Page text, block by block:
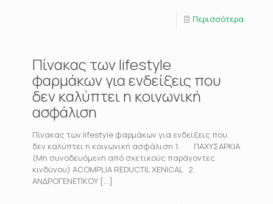
Περισσότερα
Πίνακας των lifestyle
φαρμάκων για ενδείξεις που
δεν καλύπτει η κοινωνική
ασφάλιση
Πίνακας των lifestyle φαρμάκων για ενδείξεις που
δεν καλύπτει η κοινωνική ασφάλιση 1. ΠΑΧΥΣΑΡΚΙΑ
(Μη συνοδευόμενη από σχετικούς παράγοντες
κινδύνου) ACOMPLIA REDUCTIL XENICAL 2.
ΑΝΔΡΟΓΕΝΕΤΙΚΟΥ […]